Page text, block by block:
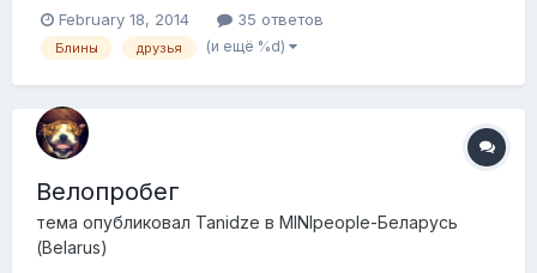
масленицы))))) Посоветовались с ребятами - Жора
любезно предложил отметить сие деяние в мини-отеле
February 18, 2014 35 ответов
Блины друзья (и ещё %d)
Велопробег
тема опубликовал Tanidze в MINIpeople-Беларусь
(Belarus)